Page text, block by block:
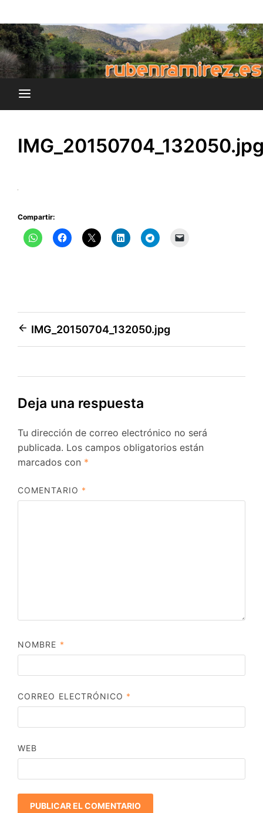
al
contenido
rubenramirez.es
Compartir:
Navegación
de
entradas
IMG_20150704_132050.jpg
Deja una respuesta
Tu dirección de correo electrónico no será
publicada. Los campos obligatorios están
marcados con *
COMENTARIO *
NOMBRE *
CORREO ELECTRÓNICO *
WEB